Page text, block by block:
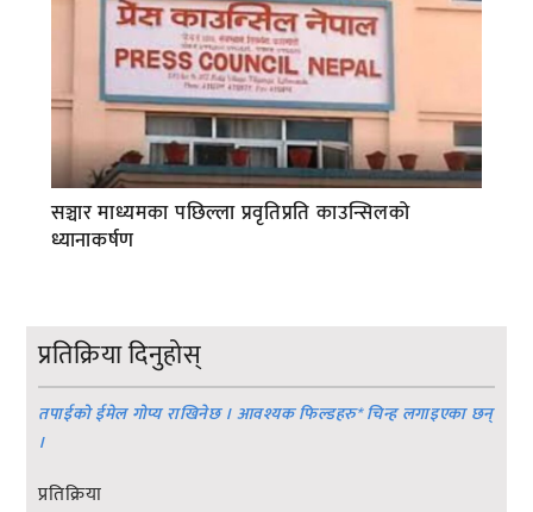
सञ्चार माध्यमका पछिल्ला प्रवृतिप्रति काउन्सिलको
ध्यानाकर्षण
प्रतिक्रिया दिनुहोस्
तपाईको ईमेल गोप्य राखिनेछ । आवश्यक फिल्डहरु*चिन्ह लगाइएका छन्
।
प्रतिक्रिया